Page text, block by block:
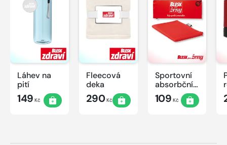
Láhev na
pití
149 Kč
Fleecová
deka
290Kč
Sportovní
absorbční
ručník
109 Kč